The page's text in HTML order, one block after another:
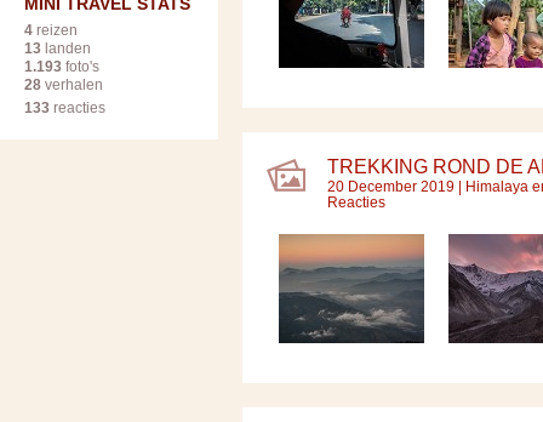
TREKKING ROND DE
20 December 2019 | Himalaya
Reacties
4 reizen
13 landen
1.193 foto's
28 verhalen
133 reacties